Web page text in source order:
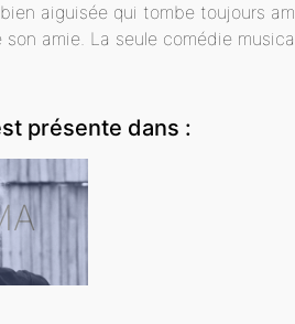
aiguisée qui tombe toujours
amie. La seule comédie
présente dans :